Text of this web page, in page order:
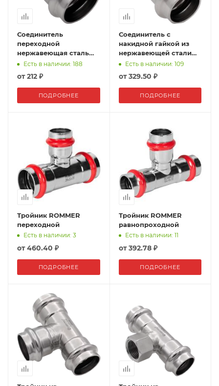
Соединитель
переходной
нержавеющая сталь
наружная резьба VER-
Есть в наличии: 188
от212 ₽
ПОДРОБНЕЕ
Соединитель с
накидной гайкой из
нержавеющей стали
VER-PRO
Есть в наличии: 109
от329.50 ₽
ПОДРОБНЕЕ
Тройник ROMMER
переходной
Есть в наличии: 3
от460.40 ₽
ПОДРОБНЕЕ
Тройник ROMMER
равнопроходной
Есть в наличии: 11
от392.78 ₽
ПОДРОБНЕЕ